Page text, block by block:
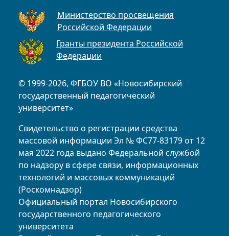
© 1999-2026, ФГБОУ ВО «Новосибирский
государственный педагогический
университет»
Свидетельство о регистрации средства
массовой информации Эл № ФС77-83179 от 12
мая 2022 года выдано Федеральной службой
по надзору в сфере связи, информационных
технологий и массовых коммуникаций
(Роскомнадзор)
Официальный портал Новосибирского
государственного педагогического
университета
Министерство просвещения
Российской Федерации
Гранты президента Российской
Федерации